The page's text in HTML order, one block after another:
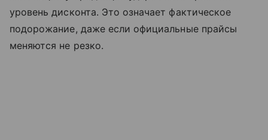
уровень дисконта. Это означает фактическое
подорожание, даже если официальные прайсы
меняются не резко.